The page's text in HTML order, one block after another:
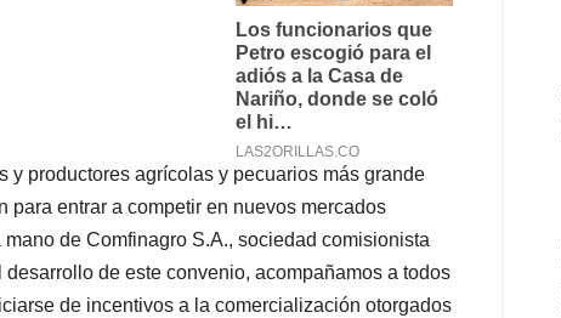
y productores agrícolas y pecuarios más grande
entrar a competir en nuevos mercados
de Comfinagro S.A., sociedad comisionista
de este convenio, acompañamos a todos
de incentivos a la comercialización otorgados